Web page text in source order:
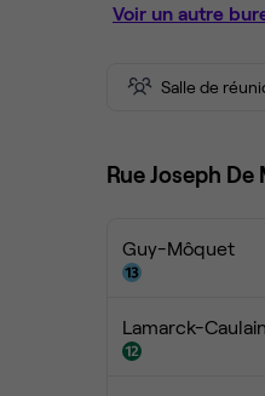
Voir un autre
Salle de
Rue Joseph De
Guy-Môquet
Lamarck-